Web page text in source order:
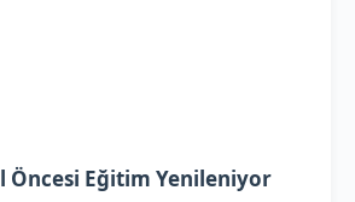
Öncesi Eğitim Yenileniyor